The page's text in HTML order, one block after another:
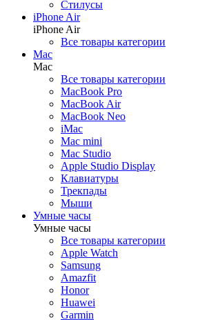
Гаджеты
Назад
Гаджеты
Все товары категории
Квадрокоптеры
Аксессуары для квадрокоптеров
AirTag
Apple Vision Pro
Электросамокаты
Экшн-камеры
Умные очки
Умные кольца
Товары для дома
Назад
Товары для дома
Все товары категории
Пылесосы
Роботы-пылесосы
Красота и здоровье
Стилусы
iPhone Air
iPhone Air
Все товары категории
Mac
Mac
Все товары категории
MacBook Pro
MacBook Air
MacBook Neo
iMac
Mac mini
Mac Studio
Apple Studio Display
Клавиатуры
Трекпады
Мыши
Умные часы
Умные часы
Все товары категории
Apple Watch
Samsung
Amazfit
Honor
Huawei
Garmin